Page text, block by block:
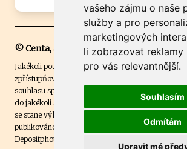
vašeho zájmu o naše
služby a pro
marketingových
li zobrazovat reklamy
pro vás relevantnější.
Souhlasím
Odmítám
Upravit mé
© Centa, a.s.
Jakékoli použití obsahu včetně převzetí, šíření či
zpřístupňování textových či obrazových materiálů
souhlasu společnosti Centa,a.s. je zakázáno.
do jakékoli soutěže na našem webu dává souhlas s
se stane výhercem této soutěže, může být jeho
publikováno. Centa, a.s. využívala licenci ČTK a
Depositphotos